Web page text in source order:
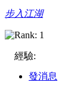
步入江湖
經驗:
發消息